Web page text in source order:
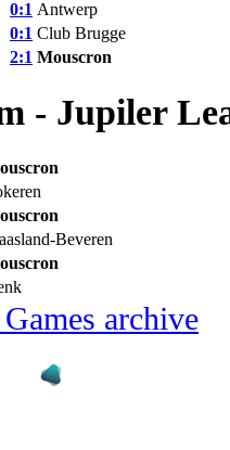
0:1 Antwerp
0:1 Club Brugge
2:1 Mouscron‎
- Jupiler
Beveren
archive